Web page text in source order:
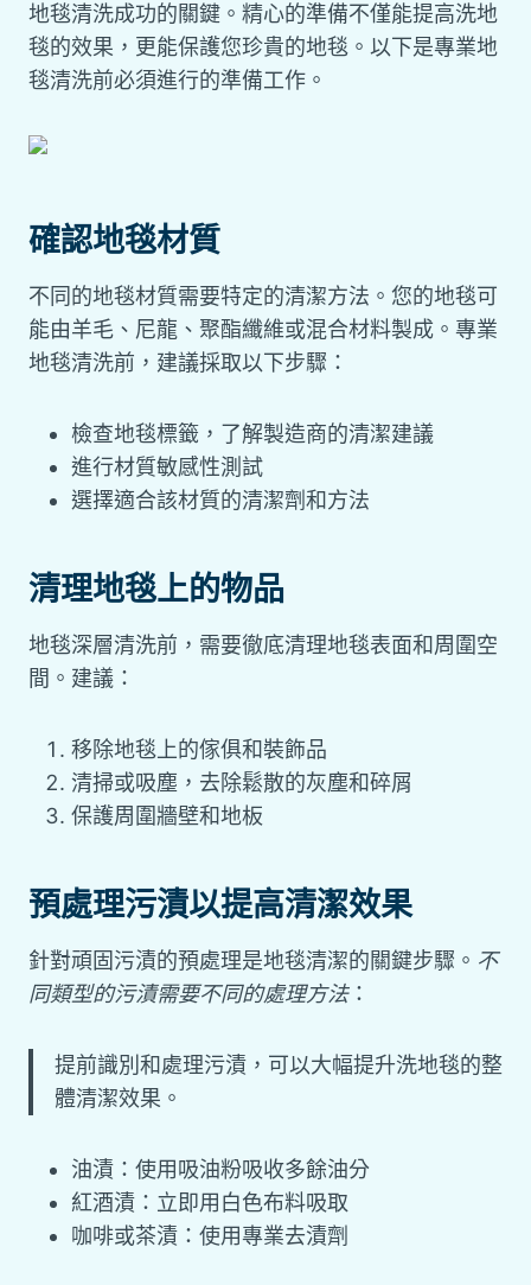
地毯清洗成功的關鍵。精心的準備不僅能提高洗地
毯的效果，更能保護您珍貴的地毯。以下是專業地
毯清洗前必須進行的準備工作。
確認地毯材質
不同的地毯材質需要特定的清潔方法。您的地毯可
能由羊毛、尼龍、聚酯纖維或混合材料製成。專業
地毯清洗前，建議採取以下步驟：
檢查地毯標籤，了解製造商的清潔建議
進行材質敏感性測試
選擇適合該材質的清潔劑和方法
清理地毯上的物品
地毯深層清洗前，需要徹底清理地毯表面和周圍空
間。建議：
移除地毯上的傢俱和裝飾品
清掃或吸塵，去除鬆散的灰塵和碎屑
保護周圍牆壁和地板
預處理污漬以提高清潔效果
針對頑固污漬的預處理是地毯清潔的關鍵步驟。 不
同類型的污漬需要不同的處理方法：
提前識別和處理污漬，可以大幅提升洗地毯的整
體清潔效果。
油漬：使用吸油粉吸收多餘油分
紅酒漬：立即用白色布料吸取
咖啡或茶漬：使用專業去漬劑